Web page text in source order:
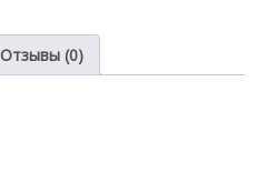
Отзывы (0)